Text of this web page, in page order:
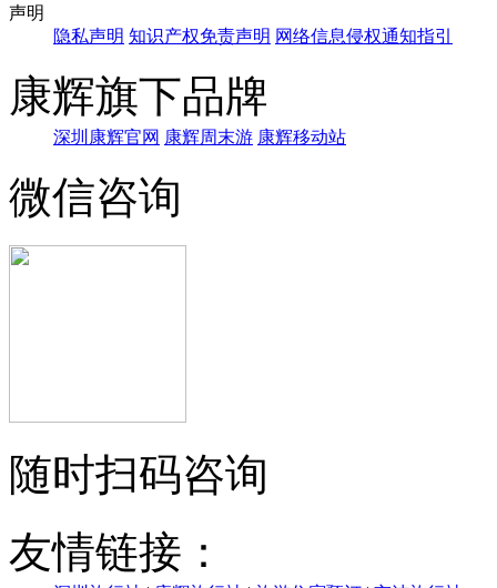
声明
隐私声明 知识产权免责声明 网络信息侵权通知指引
康辉旗下品牌
深圳康辉官网 康辉周末游 康辉移动站
微信咨询
随时扫码咨询
友情链接：